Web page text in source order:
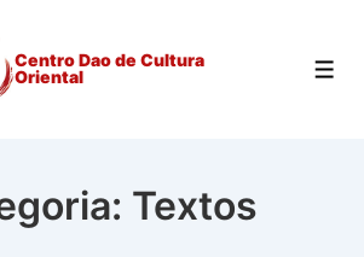
Centro Dao de Cultura
Oriental
Textos